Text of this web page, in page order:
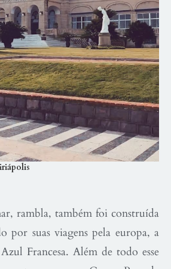
rambla, também foi construída
por suas viagens pela europa, a
Francesa. Além de todo esse